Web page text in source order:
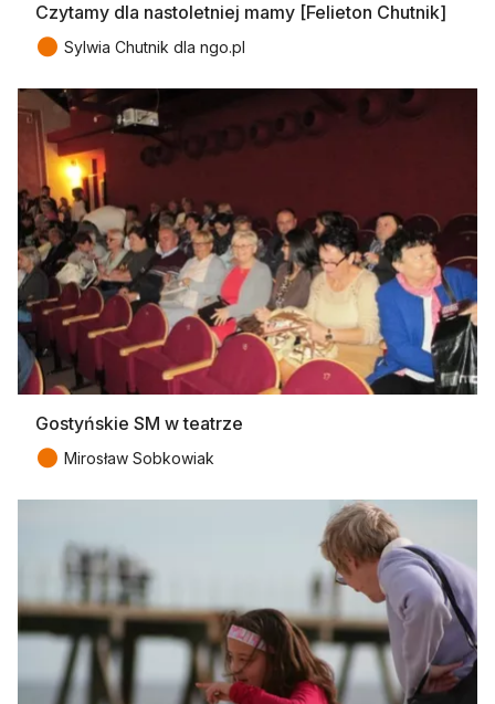
Czytamy dla nastoletniej mamy [Felieton Chutnik]
● Sylwia Chutnik dla ngo.pl
Gostyńskie SM w teatrze
● Mirosław Sobkowiak